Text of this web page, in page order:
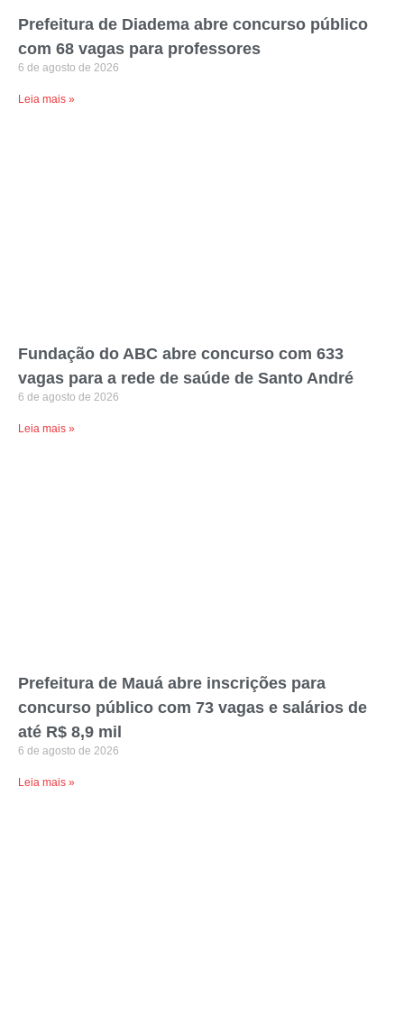
Prefeitura de Diadema abre concurso público
com 68 vagas para professores
6 de agosto de 2026
Leia mais »
Fundação do ABC abre concurso com 633
vagas para a rede de saúde de Santo André
6 de agosto de 2026
Leia mais »
Prefeitura de Mauá abre inscrições para
concurso público com 73 vagas e salários de
até R$ 8,9 mil
6 de agosto de 2026
Leia mais »